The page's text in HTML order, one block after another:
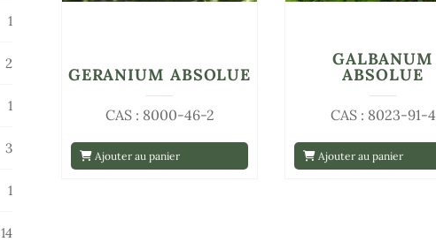
1
2
1
33
1
1414
Ajouter au panier
CAS : 8000-46-2
GERANIUM ABSOLUE
Ajouter au panier
CAS : 8023-91-4
GALBANUM
ABSOLUE